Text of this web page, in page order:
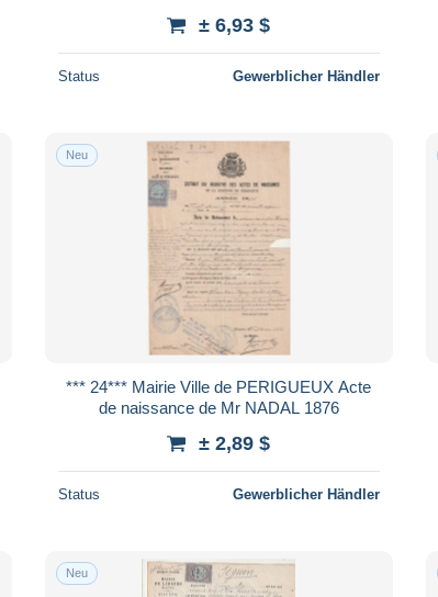
± 6,93 $
Status Gewerblicher Händler
Neu
*** 24*** Mairie Ville de PERIGUEUX Acte
de naissance de Mr NADAL 1876
± 2,89 $
Status Gewerblicher Händler
Neu